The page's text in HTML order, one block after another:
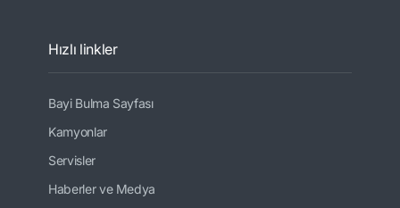
Hızlı linkler
Bayi Bulma Sayfası
Kamyonlar
Servisler
Haberler ve Medya